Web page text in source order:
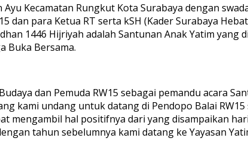
Kecamatan Rungkut Kota Surabaya dengan
para Ketua RT serta kSH (Kader Surabaya
1446 Hijriyah adalah Santunan Anak Yatim yang
Buka Bersama.
dan Pemuda RW15 sebagai pemandu acara
kami undang untuk datang di Pendopo Balai
mengambil hal positifnya dari yang disampaikan
tahun sebelumnya kami datang ke Yayasan